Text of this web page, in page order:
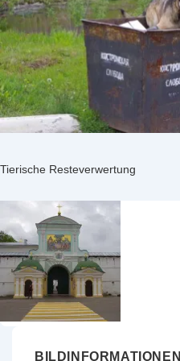
Tierische Resteverwertung
BILDINFORMATIONEN